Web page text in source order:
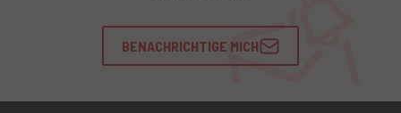
BENACHRICHTIGE MICH